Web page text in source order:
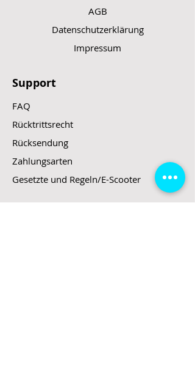
AGB
Datenschutzerklärung
Impressum
Support
FAQ
Rücktrittsrecht
Rücksendung
Zahlungsarten
Gesetzte und Regeln/E-Scooter